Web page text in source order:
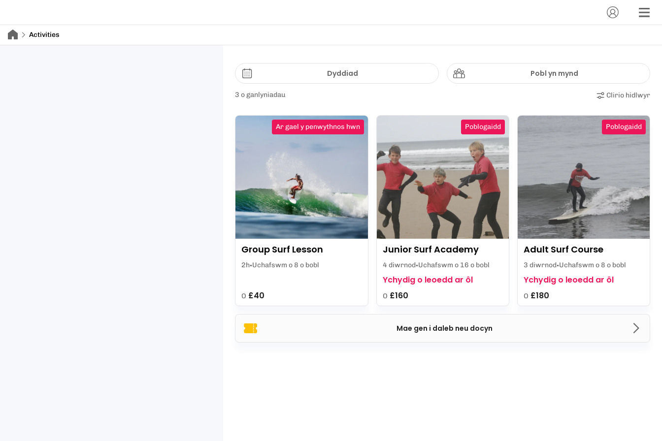
Activities
Dyddiad Pobl yn mynd
3 o ganlyniadau Clirio hidlwyr
Mae gen i daleb neu docyn
Ar gael y penwythnos hwn
Group Surf Lesson
2h Uchafswm o 8 o bobl
O £40
Poblogaidd
Junior Surf Academy
4 diwrnod Uchafswm o 16 o bobl
Ychydig o leoedd ar ôl
O £160
Poblogaidd
Adult Surf Course
3 diwrnod Uchafswm o 8 o bobl
Ychydig o leoedd ar ôl
O £180